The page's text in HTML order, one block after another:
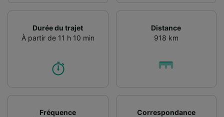
Durée du trajet
À partir de 11 h 10 min
Distance
918 km
Fréquence
Correspondance